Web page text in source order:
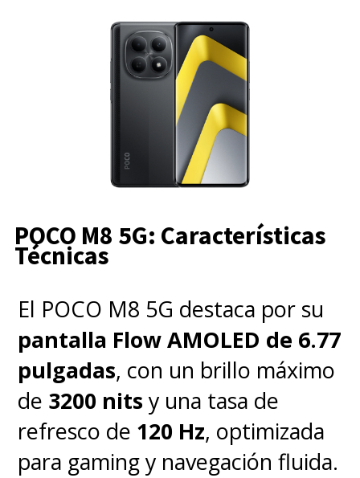
POCO M8 5G: Características
Técnicas
El POCO M8 5G destaca por su
pantalla Flow AMOLED de 6.77
pulgadas, con un brillo máximo
de 3200 nits y una tasa de
refresco de 120 Hz, optimizada
para gaming y navegación fluida.